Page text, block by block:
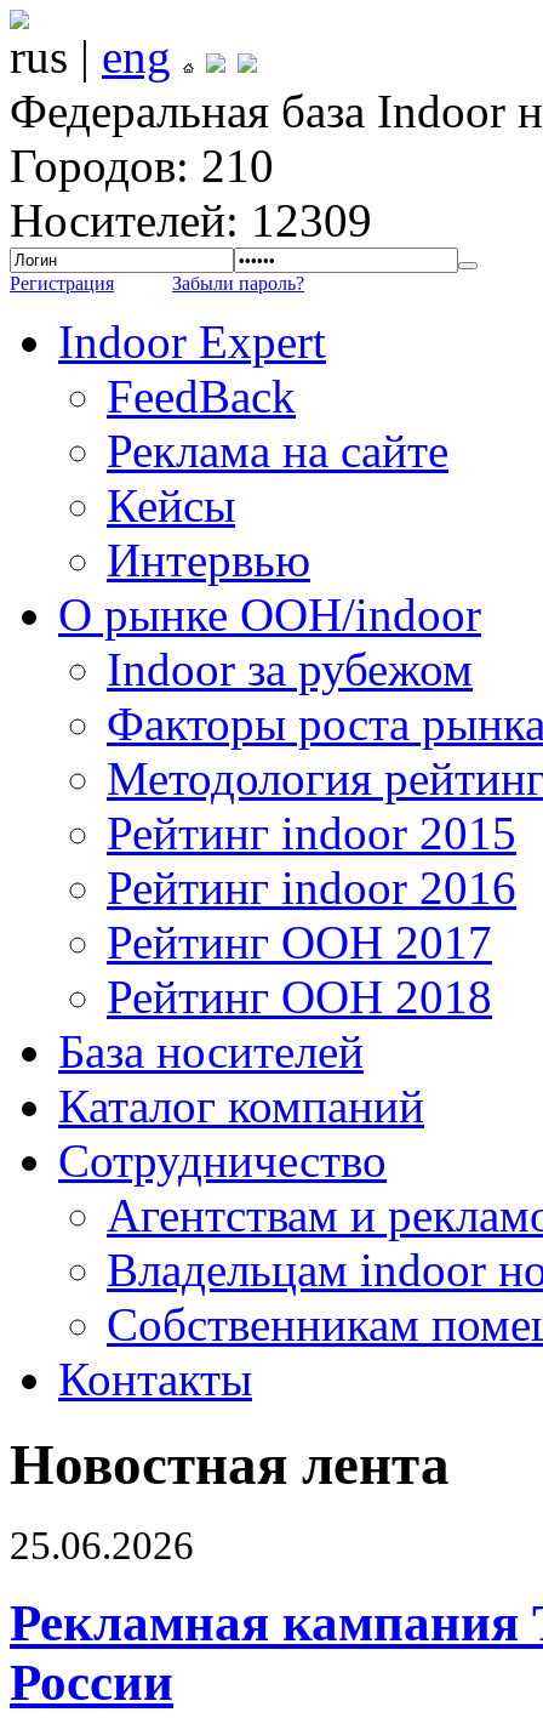
rus | eng
Федеральная база Indoor
Городов: 210
Носителей: 12309
Регистрация Забыли пароль?
Indoor Expert
FeedBack
Реклама на сайте
Кейсы
Интервью
О рынке OOH/indoor
Indoor за рубежом
Факторы роста
Методология
Рейтинг indoor 2015
Рейтинг indoor 2016
Рейтинг OOH 2017
Рейтинг OOH 2018
База носителей
Каталог компаний
Сотрудничество
Агентствам и
Владельцам indoor
Собственникам
Контакты
Новостная лента
25.06.2026
Рекламная кампания
России